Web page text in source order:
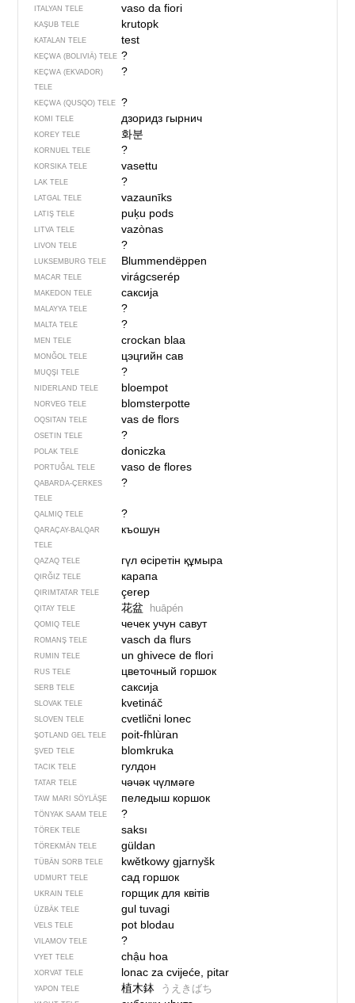
ITALYAN TELE vaso da fiori
KAŞUB TELE krutopk
KATALAN TELE test
KEÇWA (BOLIVIÄ) TELE ?
KEÇWA (EKVADOR)
TELE
?
KEÇWA (QUSQO) TELE ?
KOMI TELE дзоридз гырнич
KOREY TELE 화분
KORNUEL TELE ?
KORSIKA TELE vasettu
LAK TELE ?
LATGAL TELE vazaunīks
LATIŞ TELE puķu pods
LITVA TELE vazònas
LIVON TELE ?
LUKSEMBURG TELE Blummendëppen
MACAR TELE virágcserép
MAKEDON TELE саксија
MALAYYA TELE ?
MALTA TELE ?
MEN TELE crockan blaa
MONĞOL TELE цэцгийн сав
MUQŞI TELE ?
NIDERLAND TELE bloempot
NORVEG TELE blomsterpotte
OQSITAN TELE vas de flors
OSETIN TELE ?
POLAK TELE doniczka
PORTUĞAL TELE vaso de flores
QABARDA-ÇERKES
TELE
?
QALMIQ TELE ?
QARAÇAY-BALQAR
TELE
къошун
QAZAQ TELE гүл өсіретін құмыра
QIRĞIZ TELE карапа
QIRIMTATAR TELE çerep
QITAY TELE 花盆 huāpén
QOMIQ TELE чечек учун савут
ROMANŞ TELE vasch da flurs
RUMIN TELE un ghivece de flori
RUS TELE цветочный горшок
SERB TELE саксија
SLOVAK TELE kvetináč
SLOVEN TELE cvetlični lonec
ŞOTLAND GEL TELE poit-fhlùran
ŞVED TELE blomkruka
TACIK TELE гулдон
TATAR TELE чәчәк чүлмәге
TAW MARI SÖYLÄŞE пеледыш коршок
TÖNYAK SAAM TELE ?
TÖREK TELE saksı
TÖREKMÄN TELE güldan
TÜBÄN SORB TELE kwětkowy gjarnyšk
UDMURT TELE сад горшок
UKRAIN TELE горщик для квітів
ÜZBÄK TELE gul tuvagi
VELS TELE pot blodau
VILAMOV TELE ?
VYET TELE chậu hoa
XORVAT TELE lonac za cvijeće, pitar
YAPON TELE 植木鉢 うえきばち